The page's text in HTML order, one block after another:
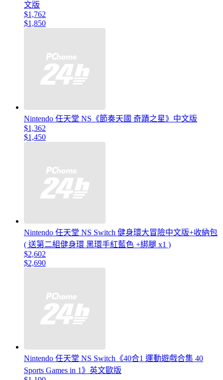
文版
$1,762
$1,850
Nintendo 任天堂 NS《節奏天國 奇蹟之星》中文版
$1,362
$1,450
Nintendo 任天堂 NS Switch 健身環大冒險中文版+收納包
( 送第二組健身環 黑環手紅藍色 +綁腿 x1 )
$2,602
$2,690
Nintendo 任天堂 NS Switch《40合1 運動遊戲合集 40
Sports Games in 1》英文歐版